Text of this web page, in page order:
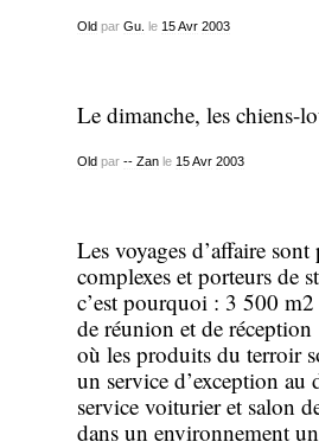
Old par Gu. le 15 Avr 2003
Le dimanche, les chiens-
Oldpar -- Zanle 15 Avr 2003
Les voyages d’affaire sont
complexes et porteurs de
c’est pourquoi : 3 500 m2
de réunion et de réception
où les produits du terroir
un service d’exception
service voiturier et salon
dans un environnement